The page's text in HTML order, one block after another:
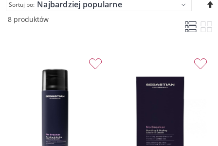
8 produktów
Sortuj po: